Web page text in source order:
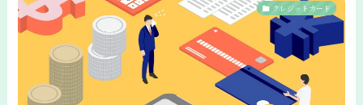
クレジットカード